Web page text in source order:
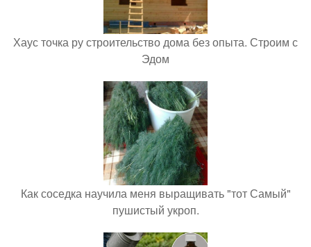
Хаус точка ру строительство дома без опыта. Строим с
Эдом
Как соседка научила меня выращивать "тот Самый"
пушистый укроп.